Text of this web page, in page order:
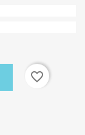
favorite_border